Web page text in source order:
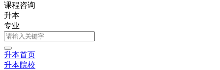
课程咨询
升本
专业
升本首页
升本院校